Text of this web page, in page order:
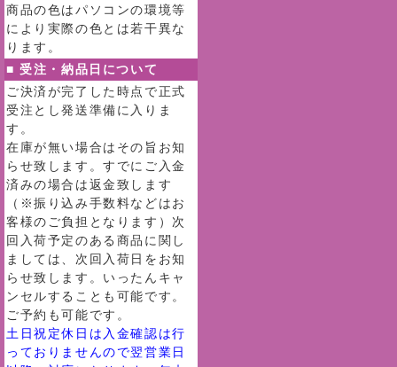
商品の色はパソコンの環境等
により実際の色とは若干異な
ります。
■ 受注・納品日について
ご決済が完了した時点で正式
受注とし発送準備に入りま
す。
在庫が無い場合はその旨お知
らせ致します。すでにご入金
済みの場合は返金致します
（※振り込み手数料などはお
客様のご負担となります）次
回入荷予定のある商品に関し
ましては、次回入荷日をお知
らせ致します。いったんキャ
ンセルすることも可能です。
ご予約も可能です。
土日祝定休日は入金確認は行
っておりませんので翌営業日